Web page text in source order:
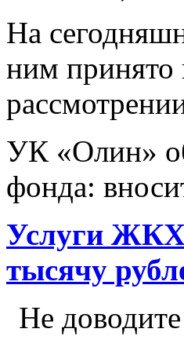
На
ним принято
УК «Олин»
фонда:
Услуги ЖКХ
тысячу
Не